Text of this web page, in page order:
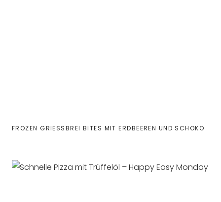
FROZEN GRIESSBREI BITES MIT ERDBEEREN UND SCHOKO